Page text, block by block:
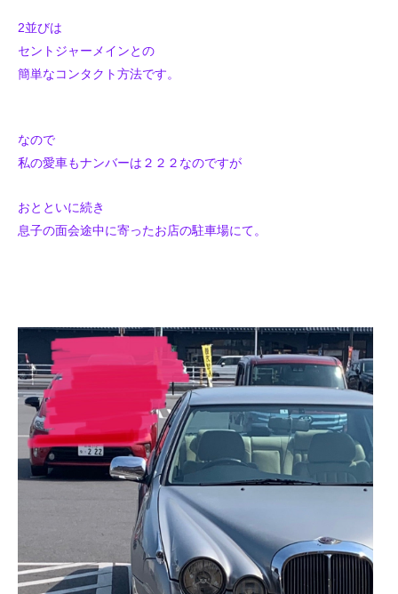
2並びは
セントジャーメインとの
簡単なコンタクト方法です。
なので
私の愛車もナンバーは２２２なのですが
おとといに続き
息子の面会途中に寄ったお店の駐車場にて。